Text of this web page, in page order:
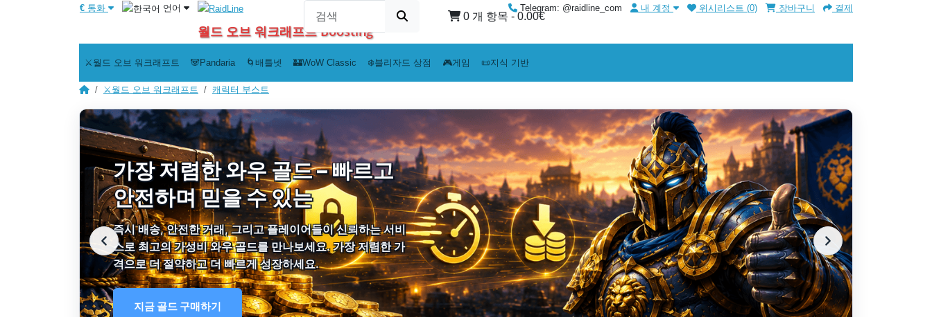
€ 통화 언어 Telegram: @raidline_com 내 계정 위시리스트 (0) 장바구니 결제
월드 오브 워크래프트 Boosting
0 개 항목 - 0.00€
⚔️월드 오브 워크래프트 🐼Pandaria 🌀배틀넷 🏰WoW Classic ❄️블리자드 상점 🎮게임 📜지식 기반
⚔️월드 오브 워크래프트 캐릭터 부스트
가장 저렴한 와우 골드 – 빠르고
안전하며 믿을 수 있는
즉시 배송, 안전한 거래, 그리고 플레이어들이 신뢰하는 서비
스로 최고의 가성비 와우 골드를 만나보세요. 가장 저렴한 가
격으로 더 절약하고 더 빠르게 성장하세요.
지금 골드 구매하기